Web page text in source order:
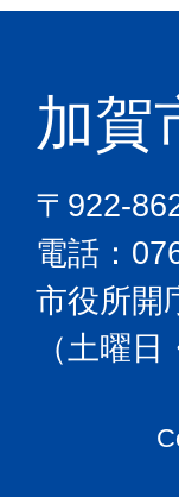
加賀
〒922-
電話：
市役所開
（土曜